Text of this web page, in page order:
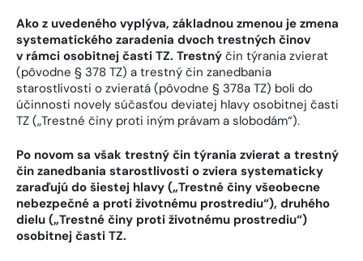
Ako z uvedeného vyplýva, základnou zmenou je zmena
systematického zaradenia dvoch trestných činov
v rámci osobitnej časti TZ. Trestný čin týrania zvierat
(pôvodne § 378 TZ) a trestný čin zanedbania
starostlivosti o zvieratá (pôvodne § 378a TZ) boli do
účinnosti novely súčasťou deviatej hlavy osobitnej časti
TZ („Trestné činy proti iným právam a slobodám“).
Po novom sa však trestný čin týrania zvierat a trestný
čin zanedbania starostlivosti o zviera systematicky
zaraďujú do šiestej hlavy („Trestné činy všeobecne
nebezpečné a proti životnému prostrediu“), druhého
dielu („Trestné činy proti životnému prostrediu“)
osobitnej časti TZ.